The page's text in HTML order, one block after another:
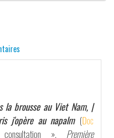
la brousse au Viet Nam, |
j'opère au napalm (Doc
», Première